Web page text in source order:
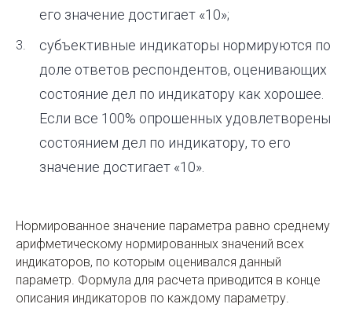
его значение достигает «10»;
субъективные индикаторы нормируются по
доле ответов респондентов, оценивающих
состояние дел по индикатору как хорошее.
Если все 100% опрошенных удовлетворены
состоянием дел по индикатору, то его
значение достигает «10».
Нормированное значение параметра равно среднему
арифметическому нормированных значений всех
индикаторов, по которым оценивался данный
параметр. Формула для расчета приводится в конце
описания индикаторов по каждому параметру.